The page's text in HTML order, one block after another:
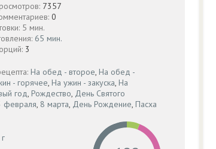
7357
0
5 мин.
65 мин.
3
На обед - второе, На обед -
- горячее, На ужин - закуска, На
год, Рождество, День Святого
февраля, 8 марта, День Рождение, Пасха